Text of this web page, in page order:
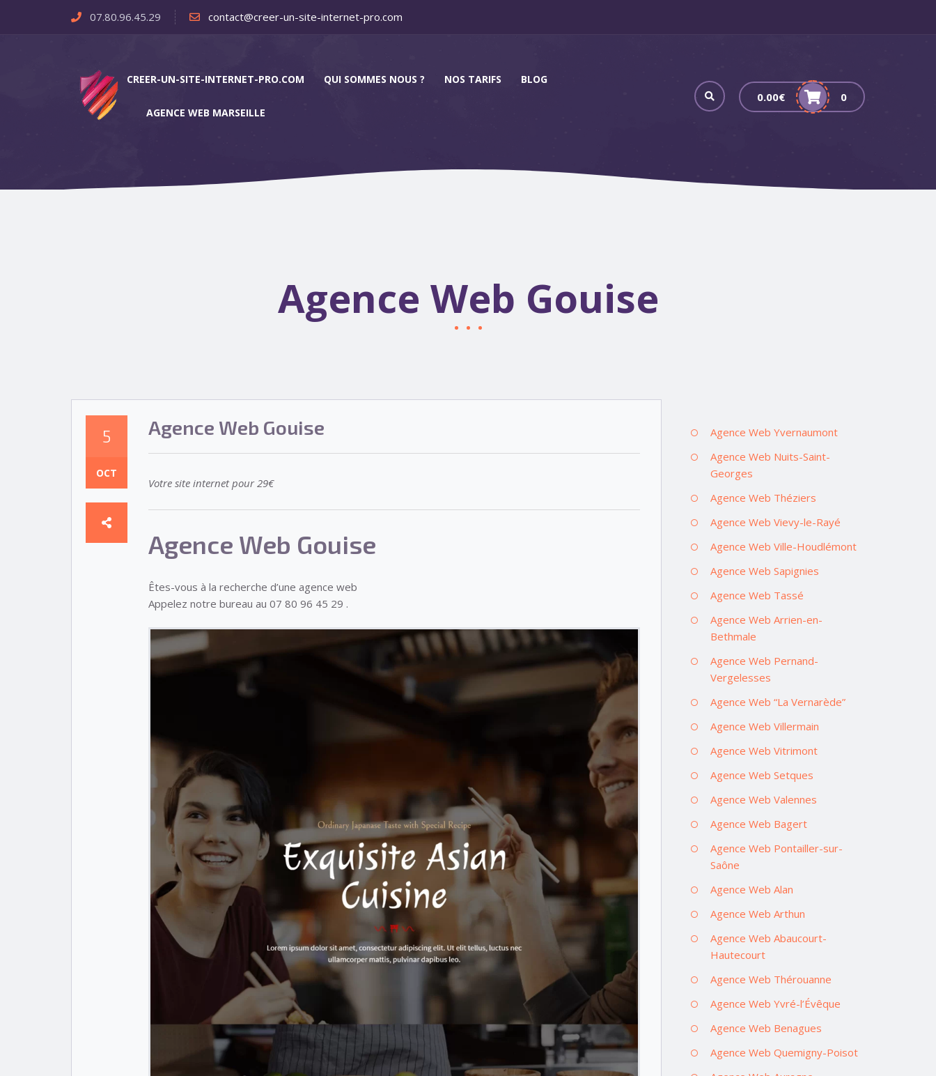
07.80.96.45.29 contact@creer-un-site-internet-pro.com
CREER-UN-SITE-INTERNET-PRO.COM QUI SOMMES NOUS ? NOS TARIFS BLOG
AGENCE WEB MARSEILLE
0.00€ 0
Agence Web Gouise
5
OCT
Agence Web Gouise
Votre site internet pour 29€
Agence Web Gouise
Êtes-vous à la recherche d’une agence web
Appelez notre bureau au 07 80 96 45 29 .
Agence Web Yvernaumont
Agence Web Nuits-Saint-
Georges
Agence Web Théziers
Agence Web Vievy-le-Rayé
Agence Web Ville-Houdlémont
Agence Web Sapignies
Agence Web Tassé
Agence Web Arrien-en-
Bethmale
Agence Web Pernand-
Vergelesses
Agence Web “La Vernarède”
Agence Web Villermain
Agence Web Vitrimont
Agence Web Setques
Agence Web Valennes
Agence Web Bagert
Agence Web Pontailler-sur-
Saône
Agence Web Alan
Agence Web Arthun
Agence Web Abaucourt-
Hautecourt
Agence Web Thérouanne
Agence Web Yvré-l’Évêque
Agence Web Benagues
Agence Web Quemigny-Poisot